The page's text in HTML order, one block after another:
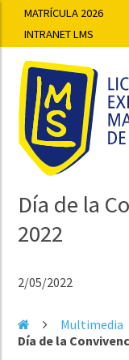
MATRÍCULA 2026
INTRANET LMS
Día de la
2022
2/05/2022
Multimedia
Día de la